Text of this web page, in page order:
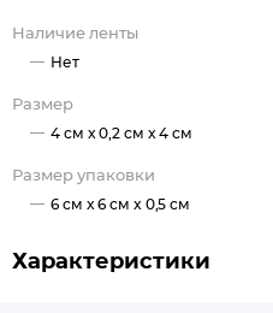
Наличие ленты
Нет
Размер
4 см x 0,2 см x 4 см
Размер упаковки
6 см x 6 см x 0,5 см
Характеристики